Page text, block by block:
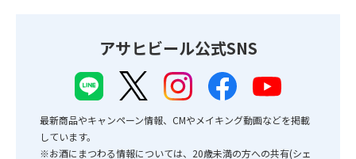
アサヒビール公式SNS
最新商品やキャンペーン情報、CMやメイキング動画などを掲載
しています。
※お酒にまつわる情報については、20歳未満の方への共有(シェ